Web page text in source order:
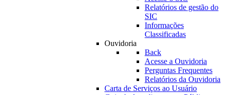
Relatórios de gestão do
SIC
Informações
Classificadas
Ouvidoria
Back
Acesse a Ouvidoria
Perguntas Frequentes
Relatórios da Ouvidoria
Carta de Serviços ao Usuário